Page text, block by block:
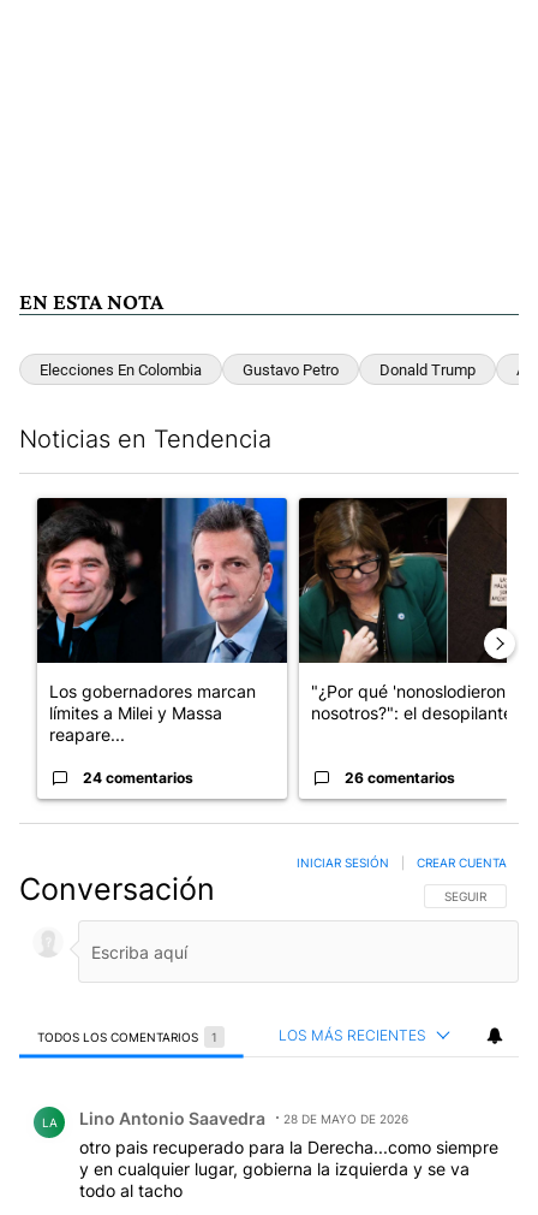
EN ESTA NOTA
Elecciones En Colombia Gustavo Petro Donald Trump
Noticias en Tendencia
Un artículo de tendencia con el título "Los gobernadores
Los gobernadores marcan
límites a Milei y Massa
reapare...
24 comentarios
Un artículo de tendencia con
"¿Por qué 'nonoslodieron' a
nosotros?": el desopilante ...
26 comentarios
Conversación SIGA ESTA
SEGUIR
INICIAR SESIÓN CREAR CUENTA
TODOS LOS COMENTARIOS 1 LOS MÁS RECIENTES
LA Lino Antonio Saavedra 28 DE MAYO DE 2026
otro pais recuperado para la Derecha...como siempre
y en cualquier lugar, gobierna la izquierda y se va
todo al tacho